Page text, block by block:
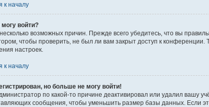
к началу
войти?
возможных причин. Прежде всего убедитесь, что вы
чтобы проверить, не был ли вам закрыт доступ к
настроек.
к началу
но больше не могу войти!
по какой-то причине деактивировал или удалил вашу
сообщения, чтобы уменьшить размер базы данных. Если